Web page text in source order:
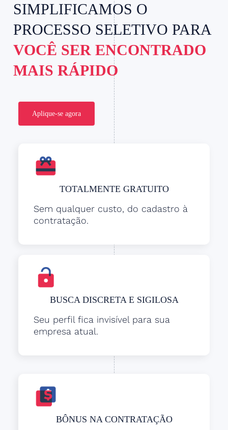
SIMPLIFICAMOS O
PROCESSO SELETIVO PARA
VOCÊ SER ENCONTRADO
MAIS RÁPIDO
Aplique-se agora
TOTALMENTE GRATUITO
Sem qualquer custo, do cadastro à
contratação.
BUSCA DISCRETA E SIGILOSA
Seu perfil fica invisível para sua
empresa atual.
BÔNUS NA CONTRATAÇÃO